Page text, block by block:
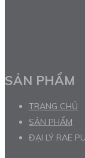
SẢN PHẨM
TRANG CHỦ
SẢN PHẨM
ĐẠI LÝ RAE